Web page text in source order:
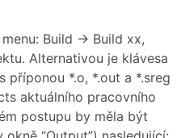
Build → Build xx,
Alternativou je klávesa
příponou *.o, *.out a *.sreg
aktuálního pracovního
postupu by měla být